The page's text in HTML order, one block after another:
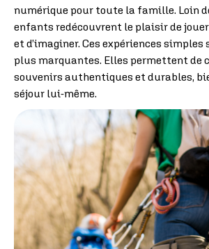
numérique pour toute la famille. Loin
enfants redécouvrent le plaisir de jouer
et d’imaginer. Ces expériences
plus marquantes. Elles permettent de
souvenirs authentiques et durables,
séjour lui-même.